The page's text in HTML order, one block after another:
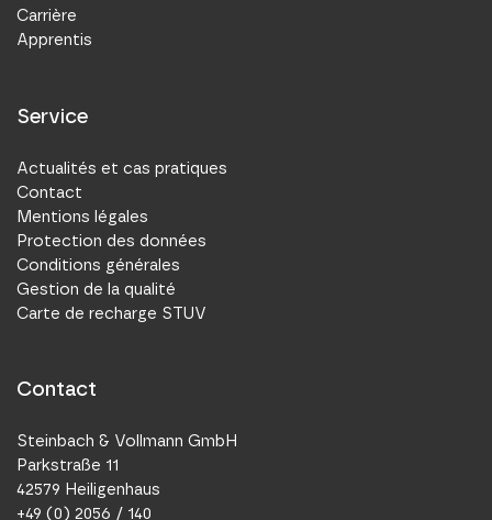
Carrière
Apprentis
Service
Actualités et cas pratiques
Contact
Mentions légales
Protection des données
Conditions générales
Gestion de la qualité
Carte de recharge STUV
Contact
Steinbach & Vollmann GmbH
Parkstraße 11
42579 Heiligenhaus
+49 (0) 2056 / 140